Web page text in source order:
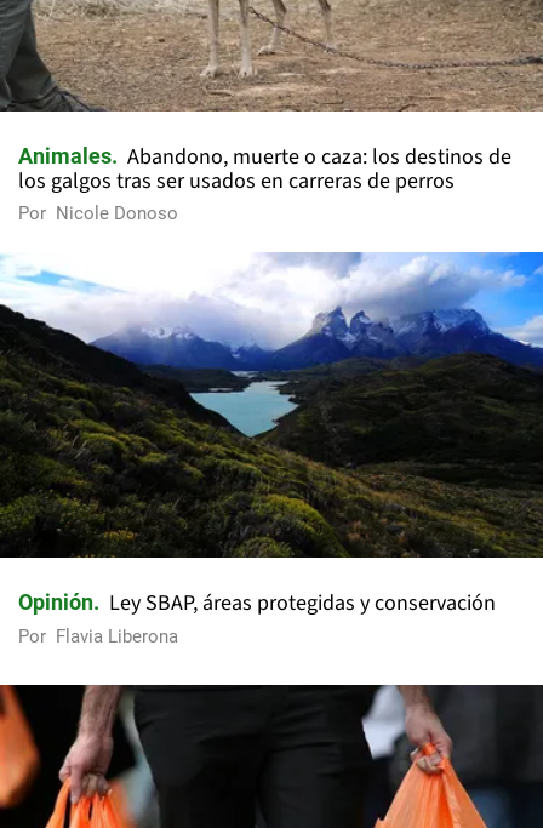
Animales
Abandono, muerte o caza: los destinos de
los galgos tras ser usados en carreras de perros
Por Nicole Donoso
Opinión Ley SBAP, áreas protegidas y conservación
Por Flavia Liberona